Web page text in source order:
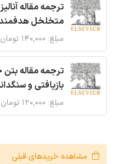
ترجمه مقاله
متخلخل
مبلغ: ۱۴۰,۰۰۰ تومان
ترجمه مقاله بتن
بازیافتی و
مبلغ: ۱۲۰,۰۰۰ تومان
مشاهده خریدهای قبلی